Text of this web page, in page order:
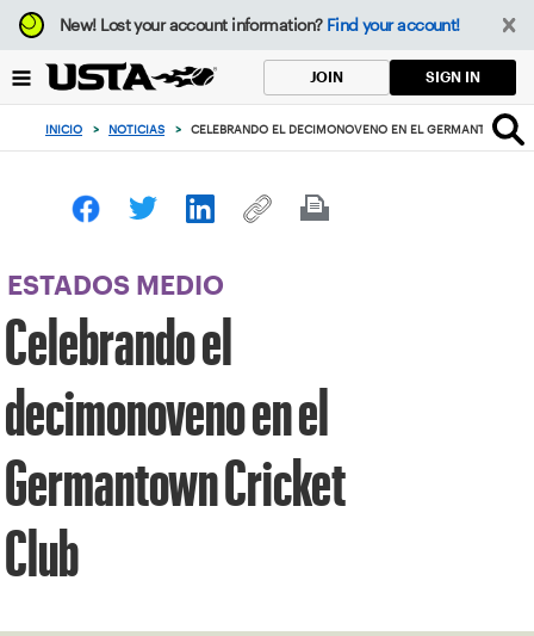
Enfoque
desde
botón
volver
principio
New!Lost your account information? Find your account!
JOIN SIGN IN
INICIO > NOTICIAS > CELEBRANDO EL DECIMONOVENO EN EL GERMANTOWN
ESTADOS MEDIO
Celebrando el
decimonoveno en el
Germantown Cricket
Club